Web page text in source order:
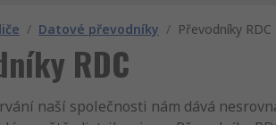
/ Datové převodníky / Převodníky RDC
RDC
naší společnosti nám dává